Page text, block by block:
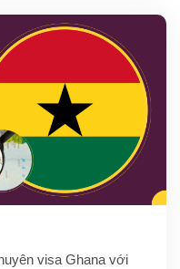
visa Ghana với